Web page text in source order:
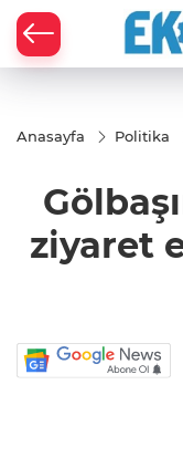
Anasayfa Politika
ziyaret